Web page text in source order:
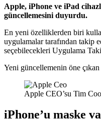
Apple, iPhone ve iPad
güncellemesini duyurdu.
En yeni özelliklerden biri
uygulamalar tarafından takip
seçebilecekleri Uygulama
Yeni güncellemenin öne
Apple CEO’su Tim
iPhone’u maske